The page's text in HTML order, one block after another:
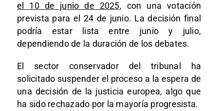
el 10 de junio de 2025, con una votación
prevista para el 24 de junio. La decisión final
podría estar lista entre junio y julio,
dependiendo de la duración de los debates.
El sector conservador del tribunal ha
solicitado suspender el proceso a la espera de
una decisión de la justicia europea, algo que
ha sido rechazado por la mayoría progresista.